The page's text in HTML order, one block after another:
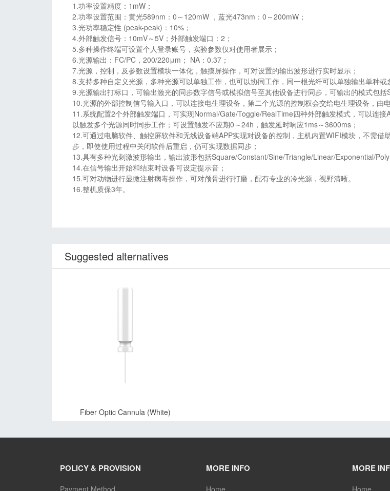
1.功率设置精度：1mW；
2.功率设置范围：黄光589nm：0～120mW ，蓝光473nm：0～200mW；
3.光功率稳定性 (peak-peak)：10%；
4.外部触发信号：10mV～5V；外部触发端口：2；
5.多种操作终端可设置个人登录账号，实验参数仅对使用者展示；
6.光源输出：FC/PC，200/220μm； NA：0.37；
7.光源，控制，及参数设置模块一体化，触摸屏操作，可对设置的输出波形进行实时显示；
8.支持多种自定义光源，多种光源可以单独工作，也可以协同工作，同一根光纤可以单独输出单种或
9.光源输出打标口，可输出激光的同步数字信号或模拟信号至其他设备进行同步，可输出的模式包
10.光源的外部控制信号输入口，可以连接电生理设备，第二个光源的控制权会交给电生理设备，由
11.系统配置2个外部触发端口，可实现Normal/Gate/Toggle/RealTime四种外部触发模式，可以连
以触发多个光源同时同步工作；可设置触发不应期0～24h，触发延时响应1ms～3600ms；
12.可通过电脑软件、触控屏软件和无线设备端APP实现对设备的控制，主机内置WIFI模块，不需
步，即使使用过程中关闭软件后重启，仍可实现数据同步；
13.具有多种光刺激波形输出，输出波形包括Square/Constant/Sine/Triangle/Linear/Exponential/
14.在信号输出开始和结束时设备可设定提示音；
15.可对动物进行显微注射病毒操作，可对颅骨进行打磨，配有专业的冷光源，视野清晰。
16.整机质保3年。
Suggested alternatives
Fiber Optic Cannula (White)
POLICY & PROVISION MORE INFO MORE